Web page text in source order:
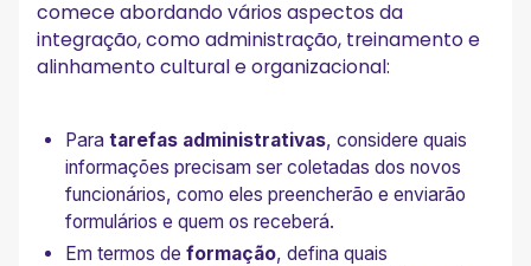
comece abordando vários aspectos da
integração, como administração, treinamento e
alinhamento cultural e organizacional:
Paratarefas administrativas, considere quais
informações precisam ser coletadas dos novos
funcionários, como eles preencherão e enviarão
formulários e quem os receberá.
Em termos deformação, defina quais